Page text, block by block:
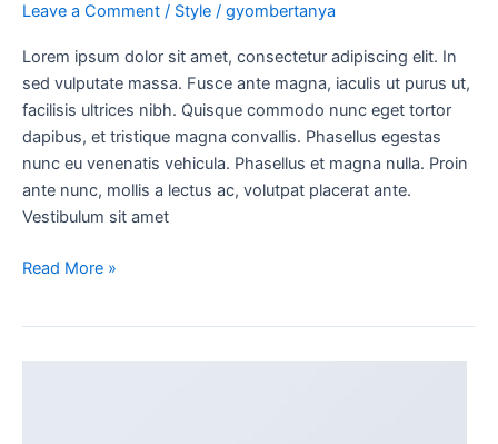
Leave a Comment / Style / gyombertanya
Lorem ipsum dolor sit amet, consectetur adipiscing elit. In
sed vulputate massa. Fusce ante magna, iaculis ut purus ut,
facilisis ultrices nibh. Quisque commodo nunc eget tortor
dapibus, et tristique magna convallis. Phasellus egestas
nunc eu venenatis vehicula. Phasellus et magna nulla. Proin
ante nunc, mollis a lectus ac, volutpat placerat ante.
Vestibulum sit amet
Read More »